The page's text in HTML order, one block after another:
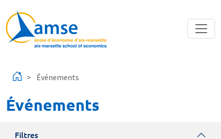
Événements
Événements
Filtres